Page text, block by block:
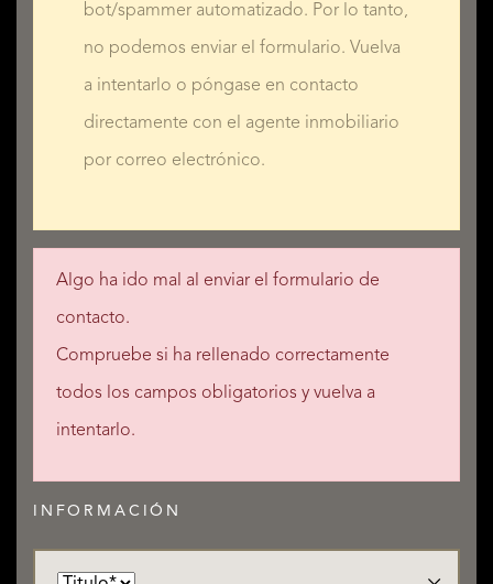
bot/spammer automatizado. Por lo tanto,
no podemos enviar el formulario. Vuelva
a intentarlo o póngase en contacto
directamente con el agente inmobiliario
por correo electrónico.
Algo ha ido mal al enviar el formulario de
contacto.
Compruebe si ha rellenado correctamente
todos los campos obligatorios y vuelva a
intentarlo.
INFORMACIÓN